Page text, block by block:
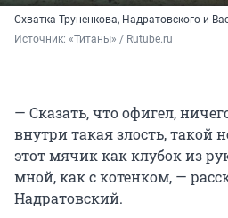
Схватка Труненкова, Надратовского и
Источник: «Титаны» / Rutube.ru
— Сказать, что офигел,
внутри такая злость, такой
этот мячик как клубок из
мной, как с котенком, —
Надратовский.